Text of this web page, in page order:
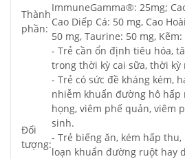
Thành
phần:
ImmuneGamma®: 25mg;
Cao Diếp Cá: 50 mg, Cao
50 mg, Taurine: 50 mg, Kẽm:
Đối
tượng:
- Trẻ cần ổn định tiêu hóa,
trong thời kỳ cai sữa, thời kỳ
- Trẻ có sức đề kháng kém,
nhiễm khuẩn đường hô hấp
họng, viêm phế quản, viêm
sinh.
- Trẻ biếng ăn, kém hấp
loạn khuẩn đường ruột hay